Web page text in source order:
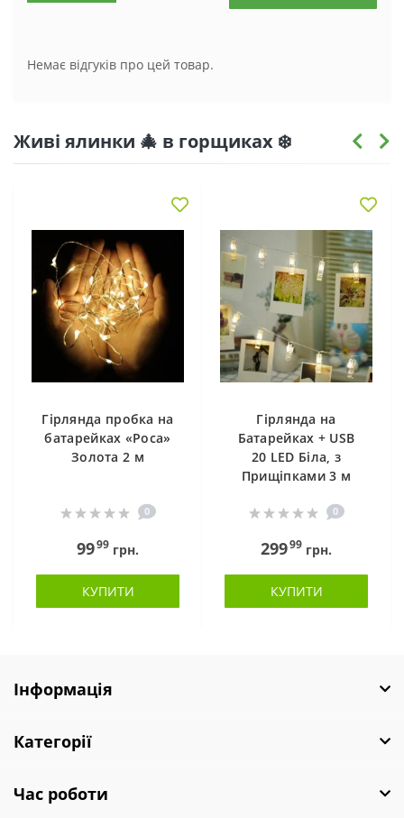
Немає відгуків про цей товар.
Живі ялинки 🎄 в горщиках ❄️
Гірлянда пробка на
батарейках «Роса»
Золота 2 м
0
9999 грн.
КУПИТИ
Гірлянда на
Батарейках + USB
20 LED Біла, з
Прищіпками 3 м
0
29999 грн.
КУПИТИ
Інформація
Категорії
Час роботи